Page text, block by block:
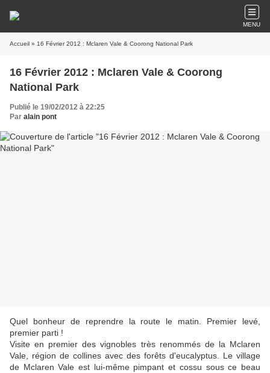
MENU
Accueil » 16 Février 2012 : Mclaren Vale & Coorong National Park
16 Février 2012 : Mclaren Vale & Coorong
National Park
Publié le 19/02/2012 à 22:25
Par alain pont
Quel bonheur de reprendre la route le matin. Premier levé,
premier parti !
Visite en premier des vignobles très renommés de la Mclaren
Vale, région de collines avec des forêts d'eucalyptus. Le village
de Mclaren Vale est lui-même pimpant et cossu sous ce beau